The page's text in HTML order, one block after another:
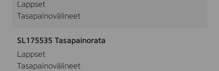
Lappset
Tasapainovälineet
SL175535 Tasapainorata
Lappset
Tasapainovälineet